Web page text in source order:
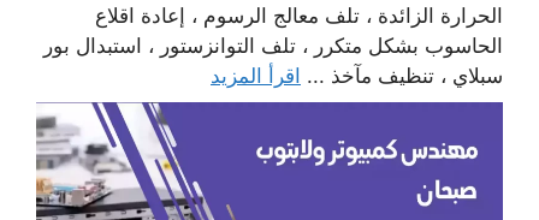
الحرارة الزائدة ، تلف معالج الرسوم ، إعادة اقلاع
الحاسوب بشكل متكرر ، تلف التوانزستور ، استبدال بور
سبلاي ، تنظيف مآخذ ... اقرأ المزيد